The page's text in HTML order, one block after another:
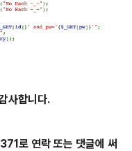
사합니다.
로 연락 또는 댓글에 써